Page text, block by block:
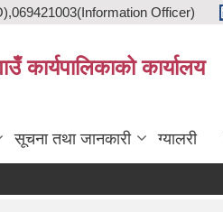
Officer)
कार्यपालिकाको कार्यालय
सूचना तथा जानकारी ग्यालरी